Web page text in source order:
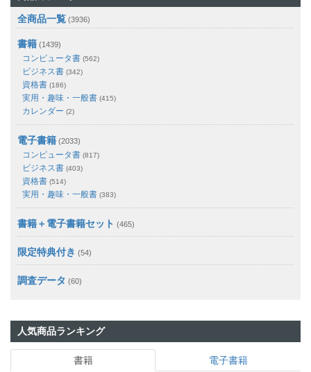
全商品一覧 (3936)
書籍 (1439)
コンピュータ書 (562)
ビジネス書 (342)
資格書 (186)
実用・趣味・一般書 (415)
カレンダー (2)
電子書籍 (2033)
コンピュータ書 (817)
ビジネス書 (403)
資格書 (514)
実用・趣味・一般書 (383)
書籍＋電子書籍セット (465)
限定特典付き (54)
調査データ (60)
人気商品ランキング
書籍 電子書籍